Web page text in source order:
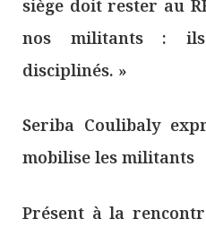
siège doit rester au
nos militants :
disciplinés. »
Seriba Coulibaly
mobilise les militants
Présent à la